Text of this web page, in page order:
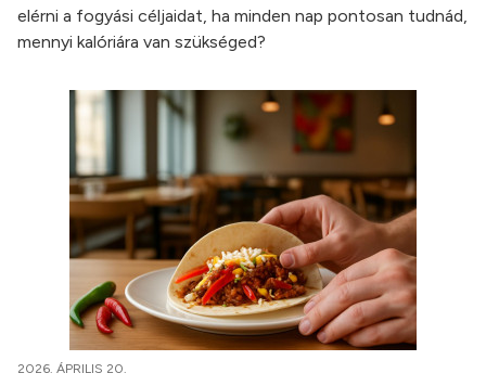
elérni a fogyási céljaidat, ha minden nap pontosan tudnád,
mennyi kalóriára van szükséged?
2026. ÁPRILIS 20.